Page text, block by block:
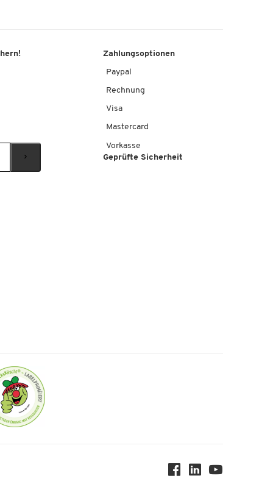
Zahlungsoptionen
Paypal
Rechnung
Visa
Mastercard
Vorkasse
Geprüfte Sicherheit